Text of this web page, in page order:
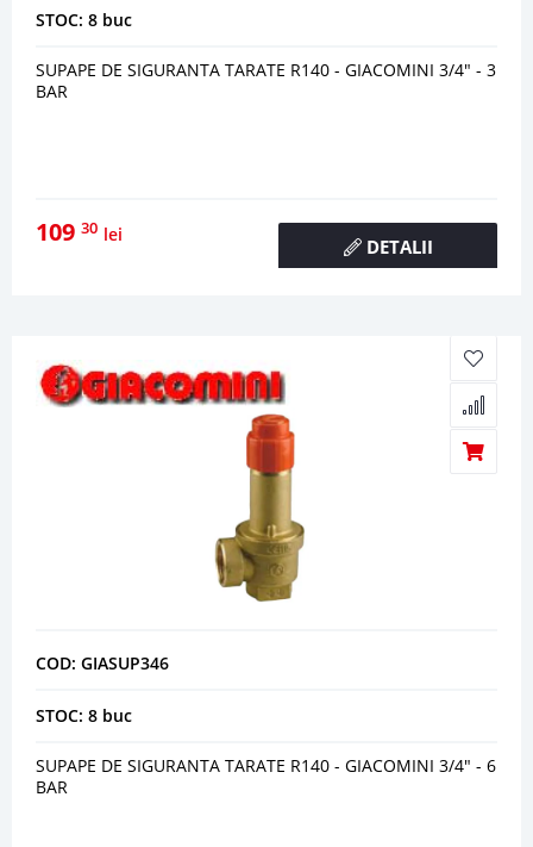
STOC: 8 buc
SUPAPE DE SIGURANTA TARATE R140 - GIACOMINI 3/4" - 3
BAR
109 30 lei
DETALII
COD: GIASUP346
STOC: 8 buc
SUPAPE DE SIGURANTA TARATE R140 - GIACOMINI 3/4" - 6
BAR